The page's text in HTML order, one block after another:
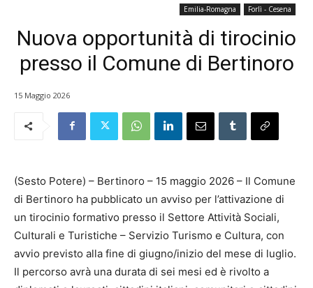
Emilia-Romagna Forlì - Cesena
Nuova opportunità di tirocinio
presso il Comune di Bertinoro
15 Maggio 2026
(Sesto Potere) – Bertinoro – 15 maggio 2026 – Il Comune
di Bertinoro ha pubblicato un avviso per l’attivazione di
un tirocinio formativo presso il Settore Attività Sociali,
Culturali e Turistiche – Servizio Turismo e Cultura, con
avvio previsto alla fine di giugno/inizio del mese di luglio.
Il percorso avrà una durata di sei mesi ed è rivolto a